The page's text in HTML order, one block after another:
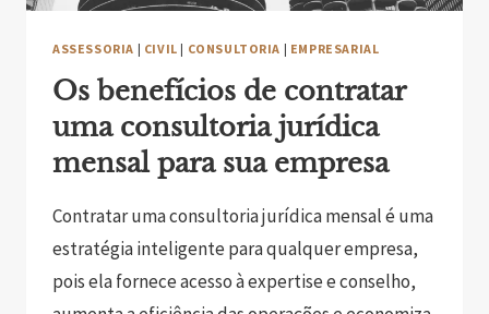
ASSESSORIA | CIVIL | CONSULTORIA | EMPRESARIAL
Os benefícios de contratar
uma consultoria jurídica
mensal para sua empresa
Contratar uma consultoria jurídica mensal é uma
estratégia inteligente para qualquer empresa,
pois ela fornece acesso à expertise e conselho,